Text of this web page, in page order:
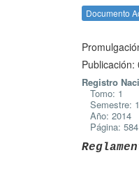
Documento
Registro
Tomo: 1
Semestre: 1
Año: 2014
Página: 584